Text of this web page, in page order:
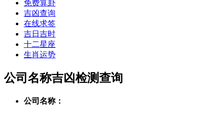
免费算卦
吉凶查询
在线求签
吉日吉时
十二星座
生肖运势
公司名称吉凶检测查询
公司名称：